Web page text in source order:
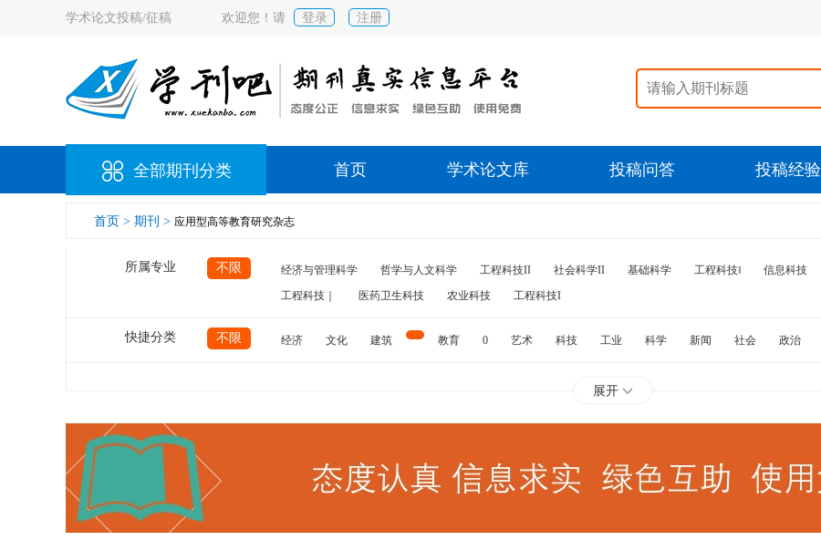
学术论文投稿/征稿 欢迎您！请 登录 注册
全部期刊分类 首页 学术论文库 投稿问答 投稿经验
首页 > 期刊 > 应用型高等教育研究杂志
所属专业 不限 经济与管理科学 哲学与人文科学 工程科技II 社会科学II 基础科学 工程科技‖ 信息科技
工程科技｜
医药卫生科技 农业科技 工程科技I
快捷分类 不限 经济 文化 建筑 教育 0 艺术 科技 工业 科学 新闻 社会 政治
展开